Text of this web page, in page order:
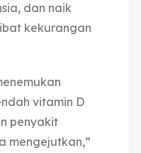
dan naik
kekurangan
vitamin D
penyakit
mengejutkan,”